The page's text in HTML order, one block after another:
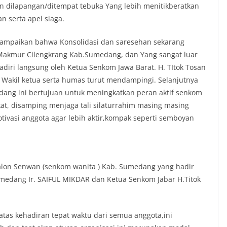
dilapangan/ditempat tebuka Yang lebih menitikberatkan
serta apel siaga.
bahwa Konsolidasi dan saresehan sekarang
Cilengkrang Kab.Sumedang, dan Yang sangat luar
langsung oleh Ketua Senkom Jawa Barat. H. TItok Tosan
ketua serta humas turut mendampingi. Selanjutnya
ini bertujuan untuk meningkatkan peran aktif senkom
disamping menjaga tali silaturrahim masing masing
anggota agar lebih aktir,kompak seperti semboyan
Senwan (senkom wanita ) Kab. Sumedang yang hadir
Ir. SAIFUL MIKDAR dan Ketua Senkom Jabar H.Titok
kehadiran tepat waktu dari semua anggota,ini